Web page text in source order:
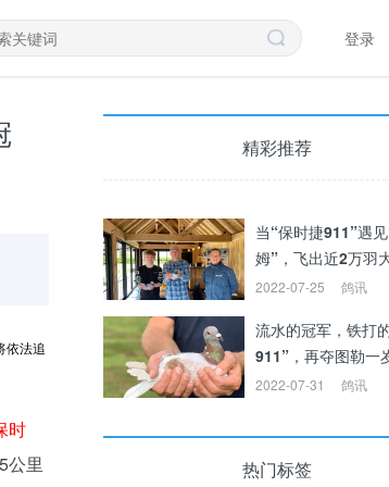
登录
依法追
时
公里
精彩推荐
当“保时捷911”遇见“新金
姆”，飞出近2万羽大赛
冠亚军！
当“保时捷911”遇
姆”，飞出近2万羽
军！
2022-07-25 鸽讯
流水的冠军，铁打
911”，再夺图勒一
军！
2022-07-31 鸽讯
热门标签